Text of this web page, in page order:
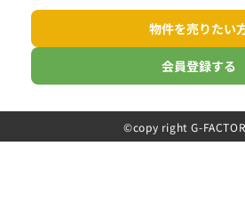
物件を売りたい
会員登録する
©️copy right G-